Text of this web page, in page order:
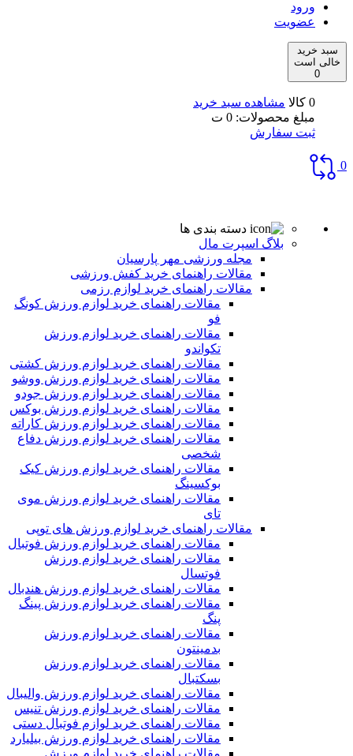
ورود
عضویت
سبد خرید
خالی است
0
0 کالا
مشاهده سبد خرید
مبلغ محصولات: 0 ت
ثبت سفارش
0
دسته بندی ها
بلاگ اسپرت مال
مجله ورزشی مهر پارسیان
مقالات راهنمای خرید کفش ورزشی
مقالات راهنمای خرید لوازم رزمی
مقالات راهنمای خرید لوازم ورزش کونگ
فو
مقالات راهنمای خرید لوازم ورزش
تکواندو
مقالات راهنمای خرید لوازم ورزش کشتی
مقالات راهنمای خرید لوازم ورزش ووشو
مقالات راهنمای خرید لوازم ورزش جودو
مقالات راهنمای خرید لوازم ورزش بوکس
مقالات راهنمای خرید لوازم ورزش کاراته
مقالات راهنمای خرید لوازم ورزش دفاع
شخصی
مقالات راهنمای خرید لوازم ورزش کیک
بوکسینگ
مقالات راهنمای خرید لوازم ورزش موی
تای
مقالات راهنمای خرید لوازم ورزش های توپی
مقالات راهنمای خرید لوازم ورزش فوتبال
مقالات راهنمای خرید لوازم ورزش
فوتسال
مقالات راهنمای خرید لوازم ورزش هندبال
مقالات راهنمای خرید لوازم ورزش پینگ
پنگ
مقالات راهنمای خرید لوازم ورزش
بدمینتون
مقالات راهنمای خرید لوازم ورزش
بسکتبال
مقالات راهنمای خرید لوازم ورزش والیبال
مقالات راهنمای خرید لوازم ورزش تنیس
مقالات راهنمای خرید لوازم فوتبال دستی
مقالات راهنمای خرید لوازم ورزش بیلیارد
مقالات راهنمای خرید لوازم ورزش